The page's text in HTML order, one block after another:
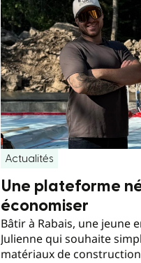
Actualités
Une plateforme
économiser
Bâtir à Rabais, une jeune
Julienne qui souhaite
matériaux de